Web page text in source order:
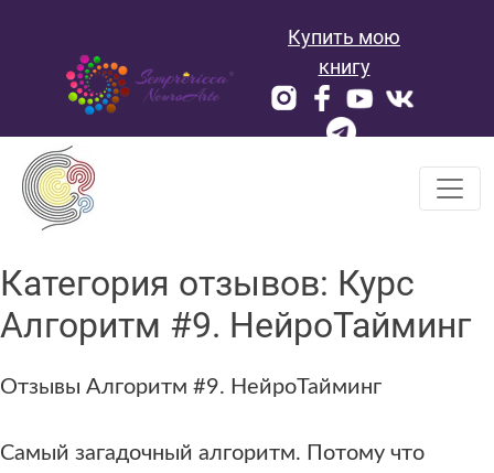
Купить мою
книгу
Категория отзывов: Курс
Алгоритм #9. НейроТайминг
Отзывы Алгоритм #9. НейроТайминг
Самый загадочный алгоритм. Потому что